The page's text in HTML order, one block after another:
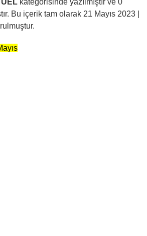
Bu içerik tam olarak 21 Mayıs 2023 |